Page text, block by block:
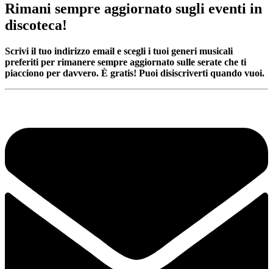
Rimani sempre aggiornato sugli eventi in
discoteca!
Scrivi il tuo indirizzo email e scegli i tuoi generi musicali
preferiti per rimanere sempre aggiornato sulle serate che ti
piacciono per davvero. È gratis! Puoi disiscriverti quando vuoi.